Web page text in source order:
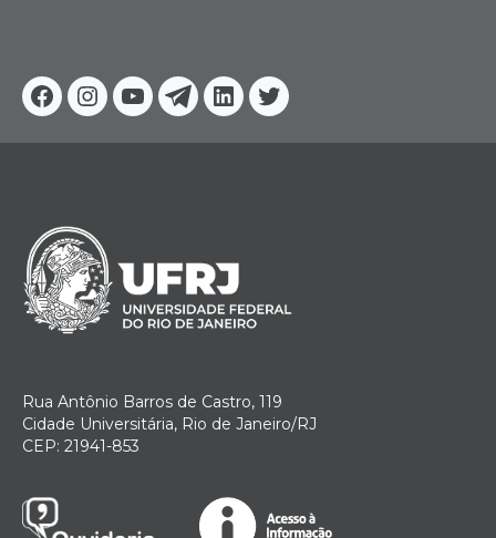
Facebook
Instagram
YoutubeTelegram
Linkedin
Twitter
Rua Antônio Barros de Castro, 119
Cidade Universitária, Rio de Janeiro/RJ
CEP: 21941-853